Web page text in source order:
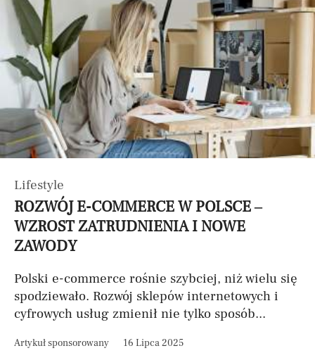
Lifestyle
ROZWÓJ E-COMMERCE W POLSCE –
WZROST ZATRUDNIENIA I NOWE
ZAWODY
Polski e-commerce rośnie szybciej, niż wielu się
spodziewało. Rozwój sklepów internetowych i
cyfrowych usług zmienił nie tylko sposób...
Artykuł sponsorowany 16 Lipca 2025